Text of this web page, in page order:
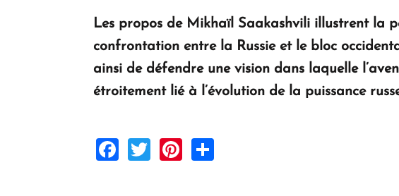
Les propos de Mikhaïl Saakashvili illustrent la
confrontation entre la Russie et le bloc
ainsi de défendre une vision dans laquelle
étroitement lié à l’évolution de la puissance
Facebook
TwitterPinterest